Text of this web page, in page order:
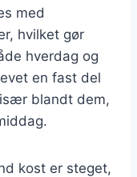
med
hvilket gør
hverdag og
en fast del
blandt dem,
kost er steget,